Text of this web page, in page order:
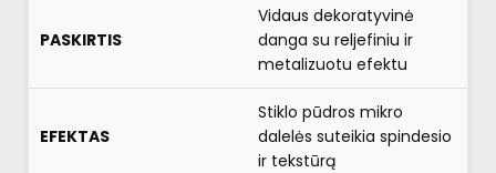
PASKIRTIS
Vidaus dekoratyvinė
danga su reljefiniu ir
metalizuotu efektu
EFEKTAS
Stiklo pūdros mikro
dalelės suteikia spindesio
ir tekstūrą